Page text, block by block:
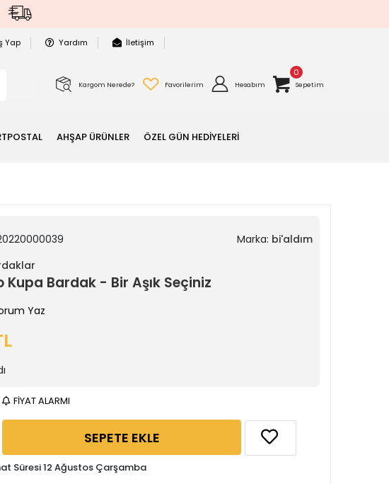
Yap Yardım İletişim
Kargom Nerede? Favorilerim Hesabım
0
Sepetim
AHŞAP ÜRÜNLER ÖZEL GÜN HEDİYELERİ
Marka: bi'aldım
Kupa Bardak - Bir Aşık Seçiniz
Yaz
FİYAT ALARMI
SEPETE EKLE
Süresi 12 Ağustos Çarşamba